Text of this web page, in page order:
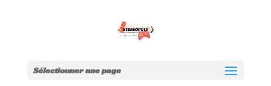
Sélectionner une page